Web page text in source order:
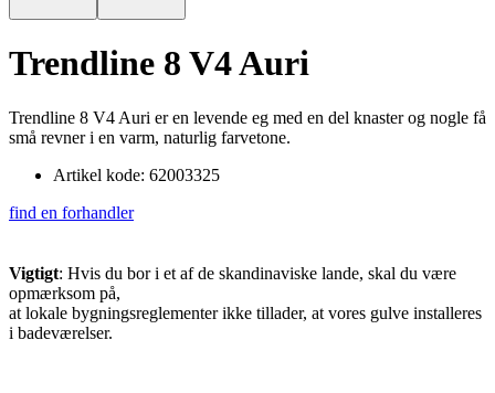
Trendline 8 V4Auri
Trendline 8 V4 Auri er en levende eg med en del knaster og nogle få
små revner i en varm, naturlig farvetone.
Artikel kode: 62003325
find en forhandler
Vigtigt: Hvis du bor i et af de skandinaviske lande, skal du være
opmærksom på,
at lokale bygningsreglementer ikke tillader, at vores gulve installeres
i badeværelser.